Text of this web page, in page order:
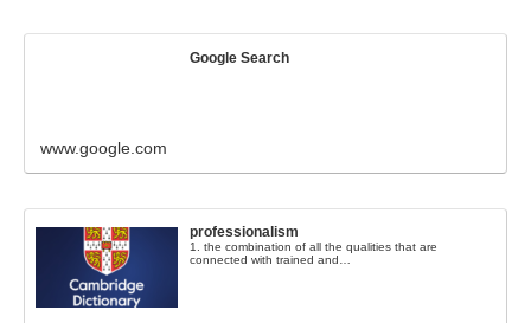
Google Search
www.google.com
professionalism
1. the combination of all the qualities that are
connected with trained and…